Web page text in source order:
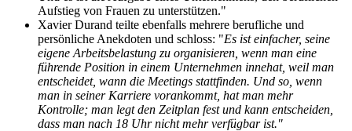
Aufstieg von Frauen zu unterstützen."
Xavier Durand teilte ebenfalls mehrere berufliche und
persönliche Anekdoten und schloss: "Es ist einfacher, seine
eigene Arbeitsbelastung zu organisieren, wenn man eine
führende Position in einem Unternehmen innehat, weil man
entscheidet, wann die Meetings stattfinden. Und so, wenn
man in seiner Karriere vorankommt, hat man mehr
Kontrolle; man legt den Zeitplan fest und kann entscheiden,
dass man nach 18 Uhr nicht mehr verfügbar ist."